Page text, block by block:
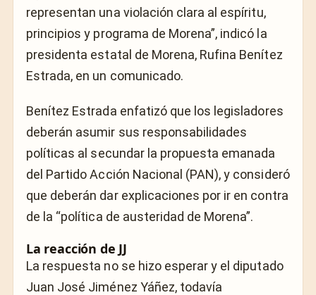
representan una violación clara al espíritu,
principios y programa de Morena”, indicó la
presidenta estatal de Morena, Rufina Benítez
Estrada, en un comunicado.
Benítez Estrada enfatizó que los legisladores
deberán asumir sus responsabilidades
políticas al secundar la propuesta emanada
del Partido Acción Nacional (PAN), y consideró
que deberán dar explicaciones por ir en contra
de la “política de austeridad de Morena”.
La reacción de JJ
La respuesta no se hizo esperar y el diputado
Juan José Jiménez Yáñez, todavía